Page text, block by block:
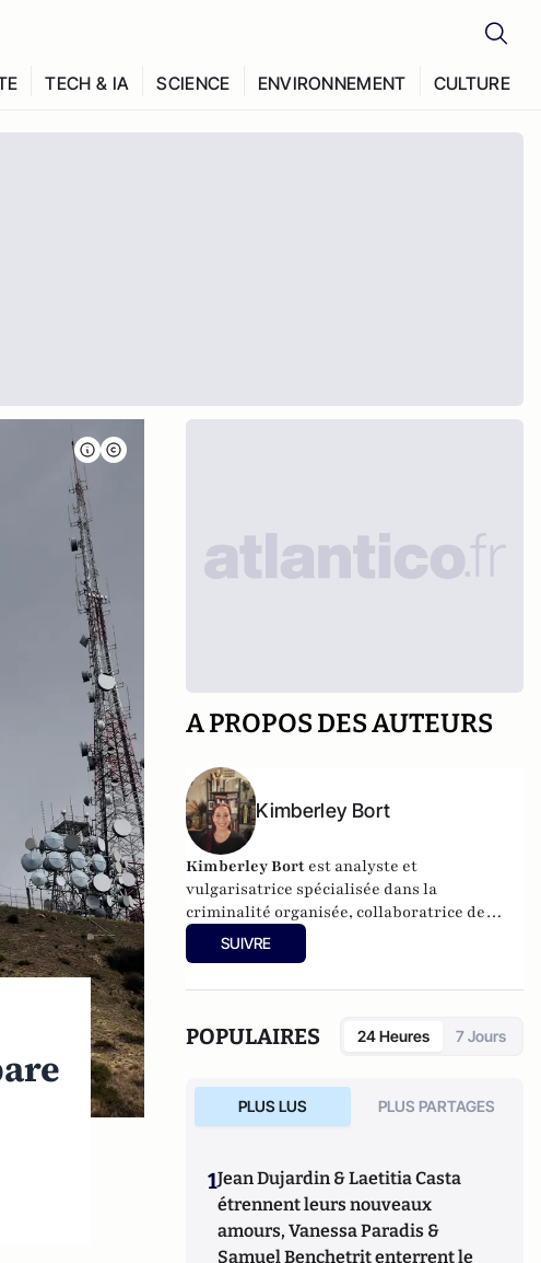
TECH & IA SCIENCE ENVIRONNEMENT CULTURE
A PROPOS DES AUTEURS
Kimberley Bort
Kimberley Bort est analyste et
vulgarisatrice spécialisée dans la
criminalité organisée, collaboratrice de
CrimOrg.com et à la tête de
Stories, un projet de contenus sur les
SUIVRE
POPULAIRES 24 Heures 7 Jours
PLUS LUS PLUS PARTAGES
1Jean Dujardin & Laetitia Casta
étrennent leurs nouveaux
amours, Vanessa Paradis &
Samuel Benchetrit enterrent le